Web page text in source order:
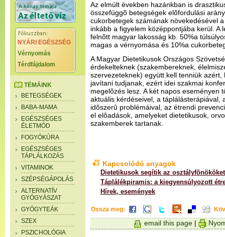
NYÁRI EGÉSZSÉG
Vérnyomás
Térdfájdalom
TÉMÁINK
BETEGSÉGEK
BABA-MAMA
EGÉSZSÉGES
ÉLETMÓD
FOGYÓKÚRA
EGÉSZSÉGES
TÁPLÁLKOZÁS
VITAMINOK
SZÉPSÉGÁPOLÁS
ALTERNATÍV
GYÓGYÁSZAT
GYÓGYTEÁK
SZEX
PSZICHOLÓGIA
Az elmúlt években hazánkban is
összefüggõ betegségek elõfordulási
cukorbetegek számának növekedésével
inkább a figyelem középpontjába kerül. A
felnõtt magyar lakosság kb. 50%a
magas a vérnyomása és 10%a
A Magyar Dietetikusok Országos
érdekelteknek (szakembereknek,
szervezeteknek) együtt kell tenniük
javítani tudjanak, ezért idei szakmai
megelõzés lesz. A két napos eseményen
aktuális kérdéseivel, a táplálásterápiával,
idõszerû problémáival, az étrendi
el elõadások, amelyeket dietetikusok,
szakemberek tartanak.
Kapcsolódó anyagok
Dietetikusok segítik az osztályfõnököket
Táplálékpiramis: a kiegyensúlyozott
Hírek, események
Ossza meg:
email this page |